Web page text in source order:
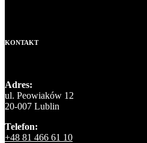
KONTAKT
Adres:
ul. Peowiaków 12
20-007 Lublin
Telefon:
+48 81 466 61 10